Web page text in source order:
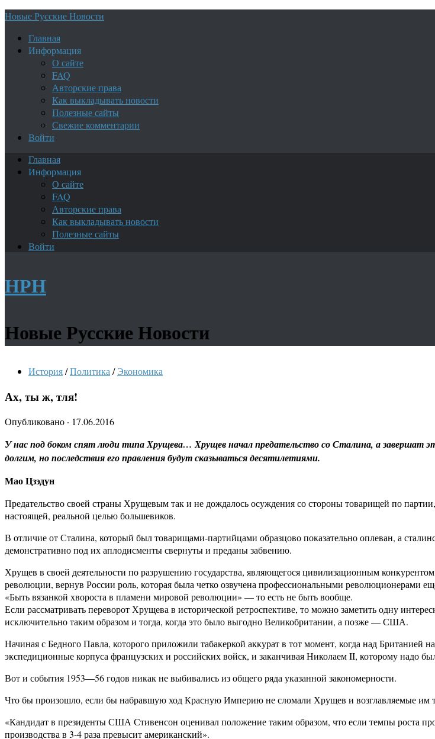
Новые Русские Новости
Главная
Информация
О сайте
FAQ
Авторские права
Как выкладывать новости
Полезные сайты
Свежие комментарии
Войти
Главная
Информация
О сайте
FAQ
Авторские права
Как выкладывать новости
Полезные сайты
Войти
НРН
Новые Русские Новости
История/Политика / Экономика
Ах, ты ж, тля!
Опубликовано · 17.06.2016
У нас под боком спят люди типа Хрущева… Хрущев начал предательство со Сталина, а завершат
долгим, но последствия его правления будут сказываться десятилетиями.
Мао Цзэдун
Предательство своей страны Хрущевым так и не дождалось осуждения со стороны товарищей по
настоящей, реальной целью большевиков.
В отличие от Сталина, который был товарищами-партийцами образцово показательно оплеван, а
демонстративно под их аплодисменты свернуты и преданы забвению.
Хрущев в своей деятельности по разрушению государства, являющегося цивилизационным
революции, вернув России роль, которая была четко озвучена профессиональными революционерами
«Быть вязанкой хвороста в пламени мировой революции» — то есть не быть вообще.
Если рассматривать переворот Хрущева в исторической ретроспективе, то можно заметить одну
исключительно таким образом и тогда, когда это было выгодно Великобритании, а позже — США.
Начиная с Бедного Павла, которого приложили табакеркой аккурат в тот момент, когда над
экспедиционные корпуса французских и российских войск, и заканчивая Николаем II, которому надо
Вот и события 1953—56 годов никак не выбивались из общего ряда указанной закономерности.
Что бы произошло, если бы набравшую ход Красную Империю не сломали Хрущев и возглавляемые им
«Кандидат в президенты США Стивенсон оценивал положение таким образом, что если темпы роста
производства в 3-4 раза превысит американский».